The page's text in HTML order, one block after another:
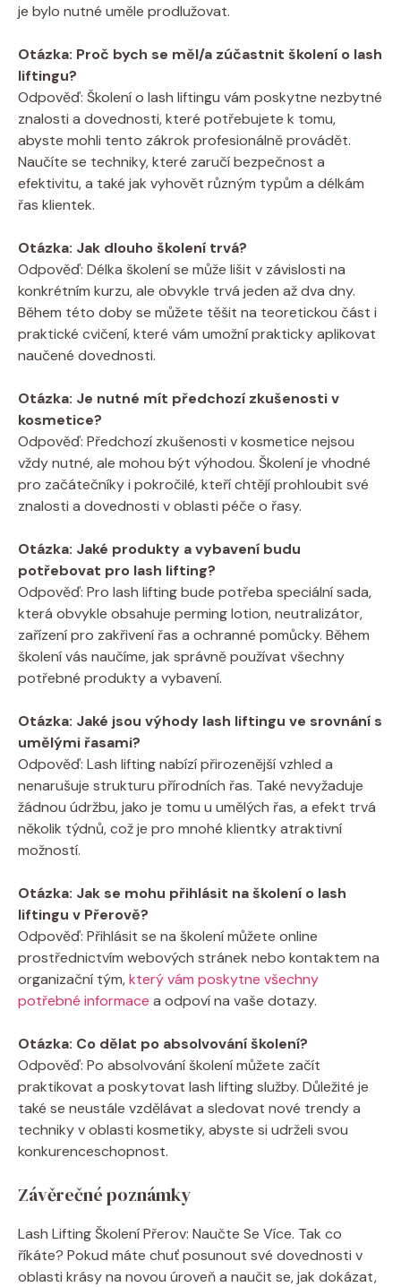
je bylo nutné uměle prodlužovat.
Otázka: Proč bych se měl/a zúčastnit školení o lash
liftingu?
Odpověď: Školení o lash liftingu vám poskytne nezbytné
znalosti a dovednosti, které potřebujete k tomu,
abyste mohli tento zákrok profesionálně provádět.
Naučíte se techniky, které zaručí bezpečnost a
efektivitu, a také jak vyhovět různým typům a délkám
řas klientek.
Otázka: Jak dlouho školení trvá?
Odpověď: Délka školení se může lišit v závislosti na
konkrétním kurzu, ale obvykle trvá jeden až dva dny.
Během této doby se můžete těšit na teoretickou část i
praktické cvičení, které vám umožní prakticky aplikovat
naučené dovednosti.
Otázka: Je nutné mít předchozí zkušenosti v
kosmetice?
Odpověď: Předchozí zkušenosti v kosmetice nejsou
vždy nutné, ale mohou být výhodou. Školení je vhodné
pro začátečníky i pokročilé, kteří chtějí prohloubit své
znalosti a dovednosti v oblasti péče o řasy.
Otázka: Jaké produkty a vybavení budu
potřebovat pro lash lifting?
Odpověď: Pro lash lifting bude potřeba speciální sada,
která obvykle obsahuje perming lotion, neutralizátor,
zařízení pro zakřivení řas a ochranné pomůcky. Během
školení vás naučíme, jak správně používat všechny
potřebné produkty a vybavení.
Otázka: Jaké jsou výhody lash liftingu ve srovnání s
umělými řasami?
Odpověď: Lash lifting nabízí přirozenější vzhled a
nenarušuje strukturu přírodních řas. Také nevyžaduje
žádnou údržbu, jako je tomu u umělých řas, a efekt trvá
několik týdnů, což je pro mnohé klientky atraktivní
možností.
Otázka: Jak se mohu přihlásit na školení o lash
liftingu v Přerově?
Odpověď: Přihlásit se na školení můžete online
prostřednictvím webových stránek nebo kontaktem na
organizační tým,který vám poskytne všechny
potřebné informace a odpoví na vaše dotazy.
Otázka: Co dělat po absolvování školení?
Odpověď: Po absolvování školení můžete začít
praktikovat a poskytovat lash lifting služby. Důležité je
také se neustále vzdělávat a sledovat nové trendy a
techniky v oblasti kosmetiky, abyste si udrželi svou
konkurenceschopnost.
Závěrečné poznámky
Lash Lifting Školení Přerov: Naučte Se Více. Tak co
říkáte? Pokud máte chuť posunout své dovednosti v
oblasti krásy na novou úroveň a naučit se, jak dokázat,